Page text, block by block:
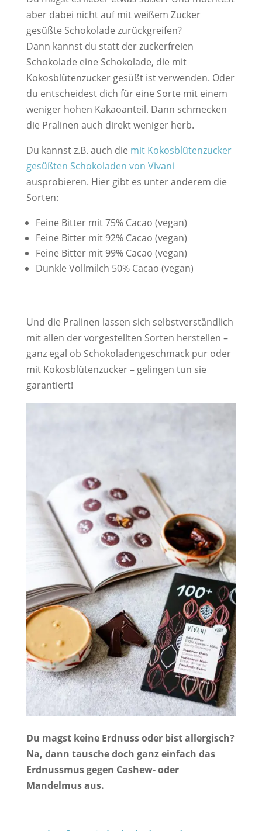
aber dabei nicht auf mit weißem Zucker
gesüßte Schokolade zurückgreifen?
Dann kannst du statt der zuckerfreien
Schokolade eine Schokolade, die mit
Kokosblütenzucker gesüßt ist verwenden. Oder
du entscheidest dich für eine Sorte mit einem
weniger hohen Kakaoanteil. Dann schmecken
die Pralinen auch direkt weniger herb.
Du kannst z.B. auch die mit Kokosblütenzucker
gesüßten Schokoladen von Vivani
ausprobieren. Hier gibt es unter anderem die
Sorten:
Feine Bitter mit 75% Cacao (vegan)
Feine Bitter mit 92% Cacao (vegan)
Feine Bitter mit 99% Cacao (vegan)
Dunkle Vollmilch 50% Cacao (vegan)
Und die Pralinen lassen sich selbstverständlich
mit allen der vorgestellten Sorten herstellen –
ganz egal ob Schokoladengeschmack pur oder
mit Kokosblütenzucker – gelingen tun sie
garantiert!
Du magst keine Erdnuss oder bist allergisch?
Na, dann tausche doch ganz einfach das
Erdnussmus gegen Cashew- oder
Mandelmus aus.